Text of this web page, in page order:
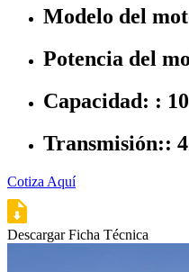
Modelo del
Potencia del
Capacidad: :
Transmisión::
Cotiza Aquí
Descargar Ficha Técnica